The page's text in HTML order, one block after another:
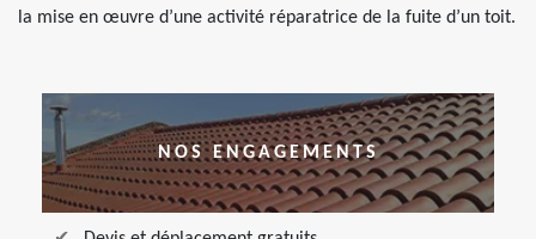
la mise en œuvre d’une activité réparatrice de la fuite d’un toit.
NOS ENGAGEMENTS